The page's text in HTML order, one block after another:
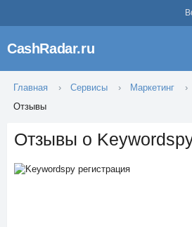
CashRadar.ru
Главная Сервисы Маркетинг
Отзывы
Отзывы о